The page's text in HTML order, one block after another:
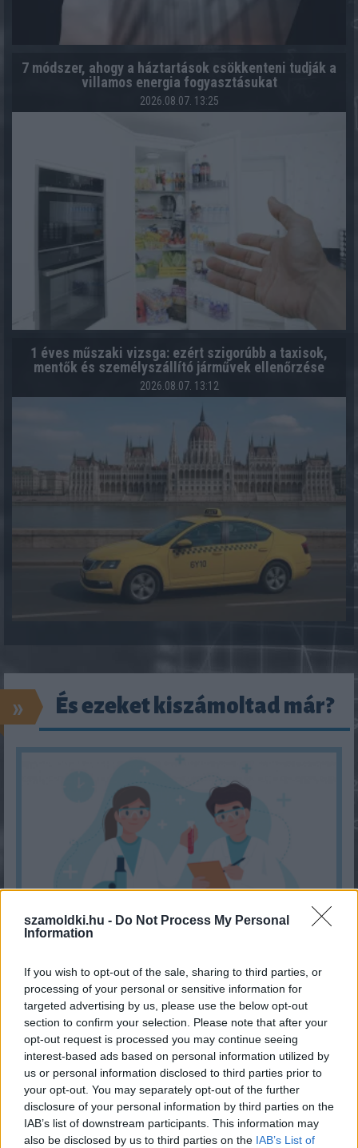
szamoldki.hu - Do Not Process My Personal
Information
If you wish to opt-out of the sale, sharing to third parties, or
processing of your personal or sensitive information for
targeted advertising by us, please use the below opt-out
section to confirm your selection. Please note that after your
opt-out request is processed you may continue seeing
interest-based ads based on personal information utilized by
us or personal information disclosed to third parties prior to
your opt-out. You may separately opt-out of the further
disclosure of your personal information by third parties on the
IAB’s list of downstream participants. This information may
also be disclosed by us to third parties on the IAB’s List of
7 módszer, ahogy a háztartások csökkenteni tudják a
villamos energia fogyasztásukat
2026.08.07. 13:25
1 éves műszaki vizsga: ezért szigorúbb a taxisok,
mentők és személyszállító járművek ellenőrzése
2026.08.07. 13:12
» És ezeket kiszámoltad már?
KISZÁMOLOM!